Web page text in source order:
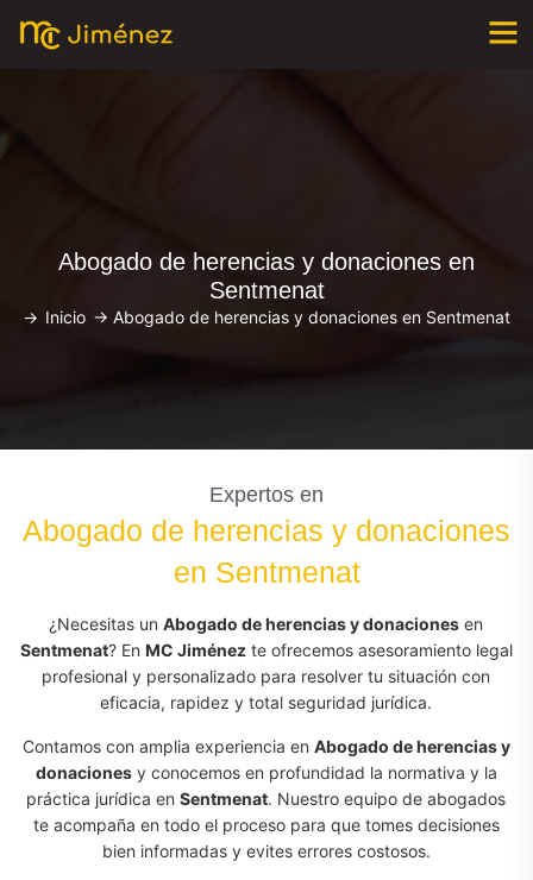
Abogado de herencias y donaciones en
Sentmenat
-> Inicio -> Abogado de herencias y donaciones en Sentmenat
Expertos en
Abogado de herencias y donaciones
en Sentmenat
¿Necesitas unAbogado de herencias y donaciones en
Sentmenat? En MC Jiménezte ofrecemos asesoramiento legal
profesional y personalizado para resolver tu situación con
eficacia, rapidez y total seguridad jurídica.
Contamos con amplia experiencia en Abogado de herencias y
donacionesy conocemos en profundidad la normativa y la
práctica jurídica enSentmenat. Nuestro equipo de abogados
te acompaña en todo el proceso para que tomes decisiones
bien informadas y evites errores costosos.